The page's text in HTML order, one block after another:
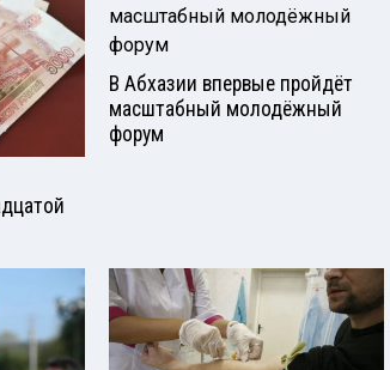
В Абхазии впервые пройдёт
масштабный молодёжный
форум